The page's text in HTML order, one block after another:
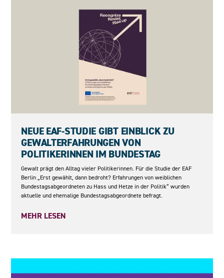
NEUE EAF-STUDIE GIBT EINBLICK ZU
GEWALTERFAHRUNGEN VON
POLITIKERINNEN IM BUNDESTAG
Gewalt prägt den Alltag vieler Politikerinnen. Für die Studie der EAF
Berlin „Erst gewählt, dann bedroht? Erfahrungen von weiblichen
Bundestagsabgeordneten zu Hass und Hetze in der Politik“ wurden
aktuelle und ehemalige Bundestagsabgeordnete befragt.
MEHR LESEN